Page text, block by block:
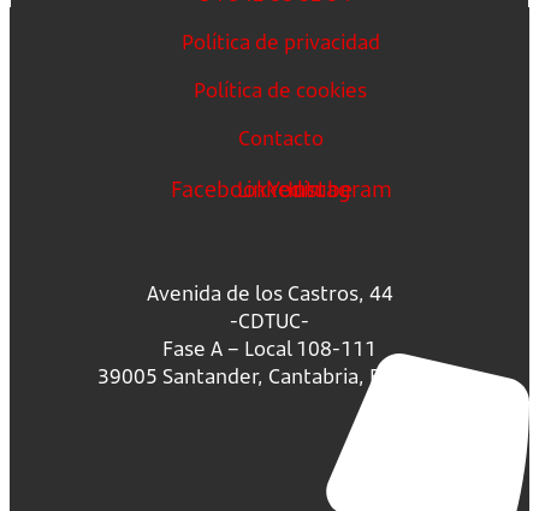
Política de privacidad
Política de cookies
Contacto
FacebookLinkedin
Youtube
Instagram
Avenida de los Castros, 44
-CDTUC-
Fase A – Local 108-111
39005 Santander, Cantabria, España.